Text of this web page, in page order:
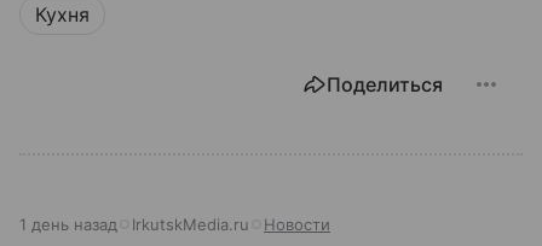
Кухня
Поделиться
1 день назад IrkutskMedia.ru Новости